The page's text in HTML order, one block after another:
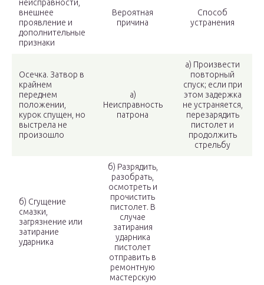
неисправности,
внешнее
проявление и
дополнительные
признаки
Вероятная
причина
Способ
устранения
Осечка. Затвор в
крайнем
переднем
положении,
курок спущен, но
выстрела не
произошло
а)
Неисправность
патрона
а) Произвести
повторный
спуск; если при
этом задержка
не устраняется,
перезарядить
пистолет и
продолжить
стрельбу
б) Сгущение
смазки,
загрязнение или
затирание
ударника
б) Разрядить,
разобрать,
осмотреть и
прочистить
пистолет. В
случае
затирания
ударника
пистолет
отправить в
ремонтную
мастерскую